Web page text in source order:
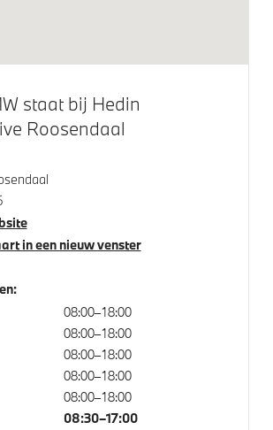
M (Styling 556 M) in Bicolor
koplampen
18"
M hoogglans Shadow Line
Blau
staat bij Hedin
Roosendaal
in een nieuw venster
08:00–18:00
08:00–18:00
08:00–18:00
08:00–18:00
08:00–18:00
08:30–17:00